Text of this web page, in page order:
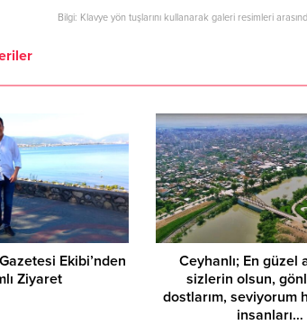
Bilgi: Klavye yön tuşlarını kullanarak galeri resimleri
Ekibi’nden
Ziyaret
Ceyhanlı; En güzel
sizlerin olsun,
dostlarım, seviyorum
insanları…